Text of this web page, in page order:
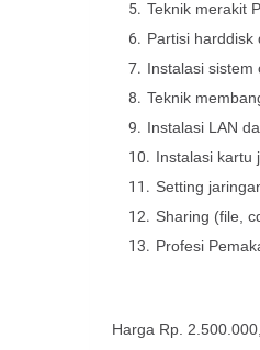
Teknik merakit
Partisi harddisk
Instalasi sistem
Teknik
Instalasi LAN
Instalasi kartu
Setting
Sharing (file,
Profesi
Harga Rp.